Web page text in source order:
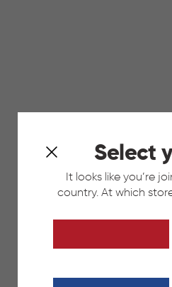
Select
It looks like you’re
country. At which